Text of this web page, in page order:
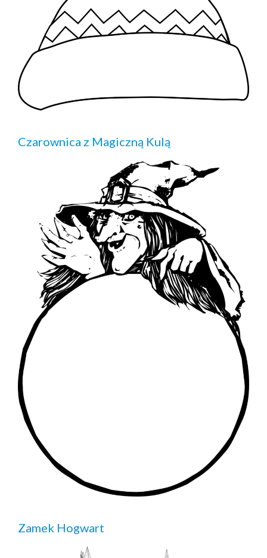
Czarownica z Magiczną Kulą
Zamek Hogwart